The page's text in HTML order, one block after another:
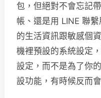
包，但絕對不會忘記
帳、還是用 LINE 聯
的生活資訊跟敏感個
機裡預設的系統設定
設定，而不是為了你
設功能，有時候反而